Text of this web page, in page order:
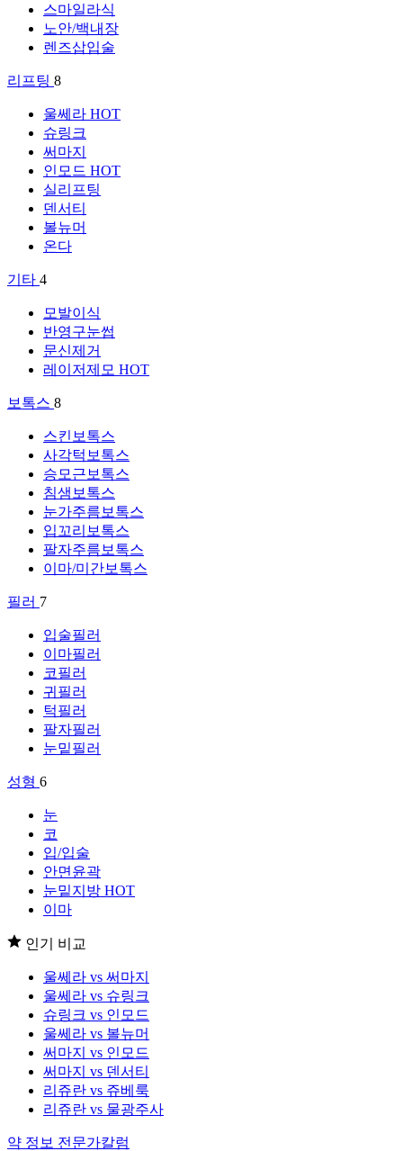
스마일라식
노안/백내장
렌즈삽입술
리프팅 8
울쎄라 HOT
슈링크
써마지
인모드 HOT
실리프팅
덴서티
볼뉴머
온다
기타 4
모발이식
반영구눈썹
문신제거
레이저제모 HOT
보톡스 8
스킨보톡스
사각턱보톡스
승모근보톡스
침샘보톡스
눈가주름보톡스
입꼬리보톡스
팔자주름보톡스
이마/미간보톡스
필러 7
입술필러
이마필러
코필러
귀필러
턱필러
팔자필러
눈밑필러
성형 6
눈
코
입/입술
안면윤곽
눈밑지방 HOT
이마
인기 비교
울쎄라 vs 써마지
울쎄라 vs 슈링크
슈링크 vs 인모드
울쎄라 vs 볼뉴머
써마지 vs 인모드
써마지 vs 덴서티
리쥬란 vs 쥬베룩
리쥬란 vs 물광주사
약 정보 전문가칼럼